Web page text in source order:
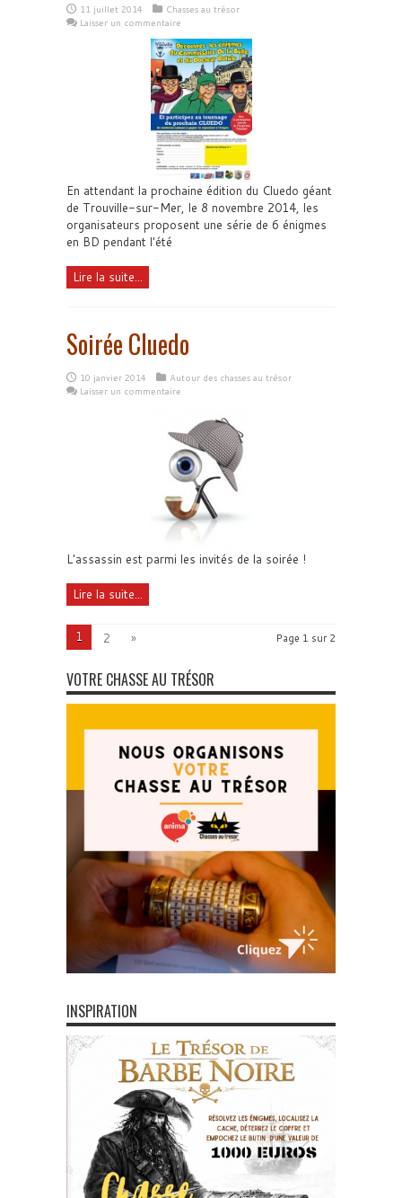
11 juillet 2014
Chasses au trésor
Laisser un commentaire
En attendant la prochaine édition du Cluedo géant
de Trouville-sur-Mer, le 8 novembre 2014, les
organisateurs proposent une série de 6 énigmes
en BD pendant l'été
Lire la suite...
Soirée Cluedo
10 janvier 2014
Autour des chasses au trésor
Laisser un commentaire
L'assassin est parmi les invités de la soirée !
Lire la suite...
Page 1 sur 2
1 2 »
VOTRE CHASSE AU TRÉSOR
INSPIRATION